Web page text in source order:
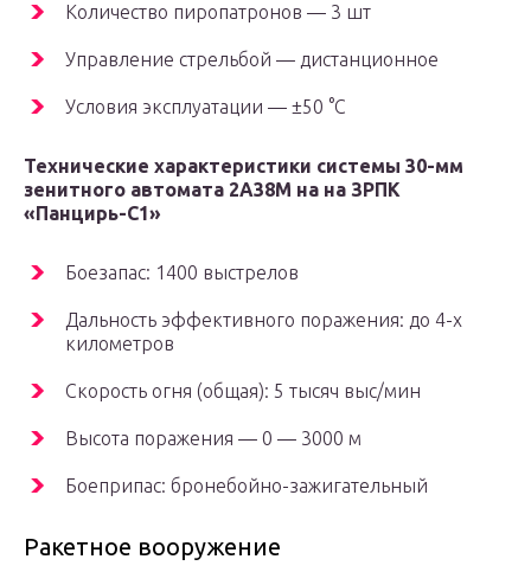
Количество пиропатронов — 3 шт
Управление стрельбой — дистанционное
Условия эксплуатации — ±50 °С
Технические характеристики системы 30-мм
зенитного автомата 2А38М на на ЗРПК
«Панцирь-С1»
Боезапас: 1400 выстрелов
Дальность эффективного поражения: до 4-х
километров
Скорость огня (общая): 5 тысяч выс/мин
Высота поражения — 0 — 3000 м
Боеприпас: бронебойно-зажигательный
Ракетное вооружение